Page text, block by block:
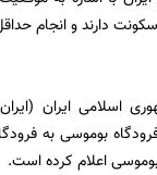
دارند و انجام
اسلامی ایران
نیز هر هفته ۲ پرواز
بوموسی اعلام کرده است.